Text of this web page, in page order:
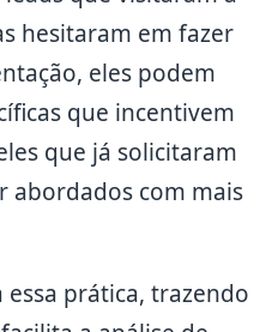
hesitaram em fazer
eles podem
que incentivem
que já solicitaram
abordados com mais
essa prática, trazendo